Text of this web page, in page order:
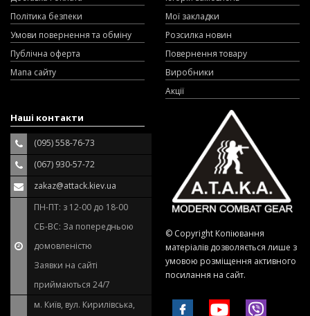
Політика безпеки
Умови повернення та обміну
Публічна оферта
Мапа сайту
Мої закладки
Розсилка новин
Повернення товару
Виробники
Акції
Наші контакти
(095) 558-76-73
(067) 930-57-72
zakaz@attack.kiev.ua
ПН-ПТ: з 12-00 до 18-00
СБ-ВС: За попередньою
домовленістю
Заявки на сайті
приймаються 24/7
м. Київ, вул. Кирилівська,
© Copyright Копіювання
матеріалів дозволяється лише з
умовою розміщення активного
посилання на сайт.